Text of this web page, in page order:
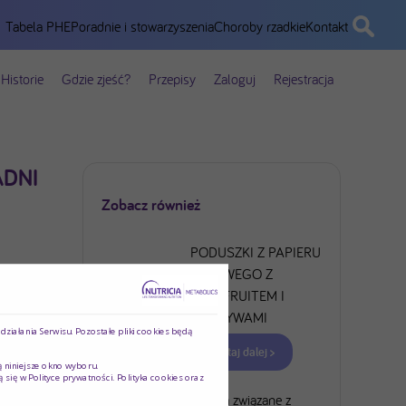
Tabela PHEPoradnie i stowarzyszeniaChoroby rzadkieKontakt
Gdzie zjeść? Przepisy Zaloguj Rejestracja
Zobacz również
PODUSZKI Z PAPIERU
RYŻOWEGO Z
JACKFRUITEM I
WARZYWAMI
Czytaj dalej >
Ryzyka związane z
Serwisu. Pozostałe pliki cookies będą
niniejsze okno wyboru.
się wPolityce prywatności. Polityka cookies oraz